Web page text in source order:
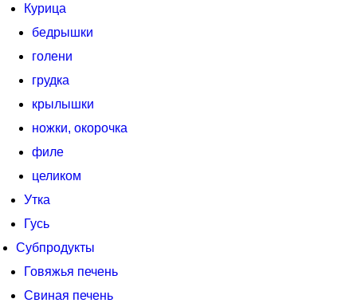
Курица
бедрышки
голени
грудка
крылышки
ножки, окорочка
филе
целиком
Утка
Гусь
Субпродукты
Говяжья печень
Свиная печень